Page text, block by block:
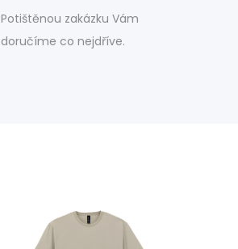
Potištěnou zakázku Vám
doručíme co nejdříve.